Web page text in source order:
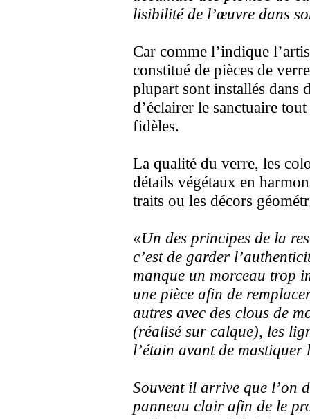
lisibilité de l’œuvre dans
Car comme l’indique
constitué de pièces de
plupart sont installés dans
d’éclairer le sanctuaire
fidèles.
La qualité du verre, les
détails végétaux en
traits ou les décors
«Un des principes de la
c’est de garder
manque un morceau trop
une pièce afin de
autres avec des clous de
(réalisé sur calque), les
l’étain avant de
Souvent il arrive que l’on
panneau clair afin de le